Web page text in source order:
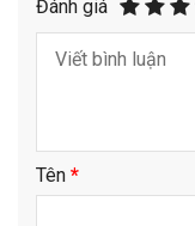
Đánh giá
Tên *